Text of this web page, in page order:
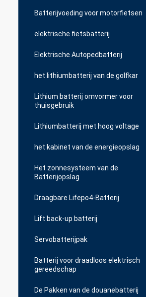
Batterijvoeding voor motorfietsen
elektrische fietsbatterij
Elektrische Autopedbatterij
het lithiumbatterij van de golfkar
Lithium batterij omvormer voor
thuisgebruik
Lithiumbatterij met hoog voltage
het kabinet van de energieopslag
Het zonnesysteem van de
Batterijopslag
Draagbare Lifepo4-Batterij
Lift back-up batterij
Servobatterijpak
Batterij voor draadloos elektrisch
gereedschap
De Pakken van de douanebatterij